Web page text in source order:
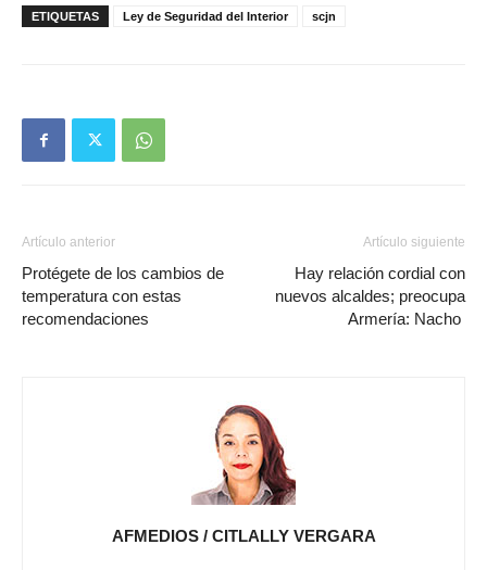
ETIQUETAS Ley de Seguridad del Interior scjn
Artículo anterior
Protégete de los cambios de
temperatura con estas
recomendaciones
Artículo siguiente
Hay relación cordial con
nuevos alcaldes; preocupa
Armería: Nacho
AFMEDIOS / CITLALLY VERGARA